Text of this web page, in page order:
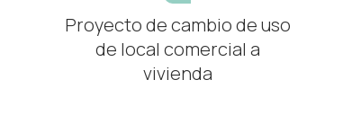
Proyecto de cambio de uso
de local comercial a
vivienda